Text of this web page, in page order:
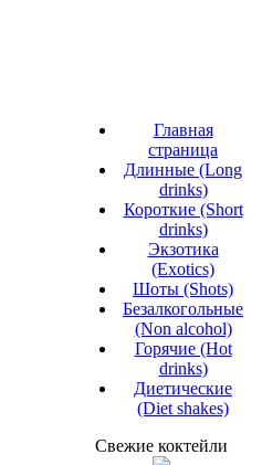
Главная
страница
Длинные (Long
drinks)
Короткие (Short
drinks)
Экзотика
(Exotics)
Шоты (Shots)
Безалкогольные
(Non alcohol)
Горячие (Hot
drinks)
Диетические
(Diet shakes)
Свежие коктейли